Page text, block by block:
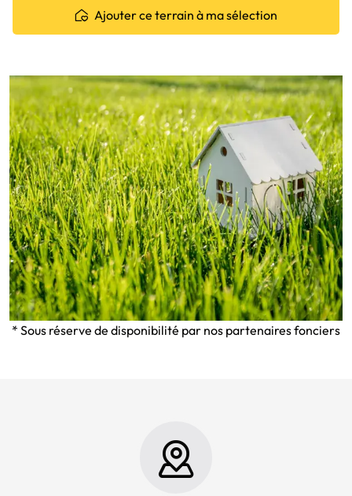
Ajouter ce terrain à ma sélection
* Sous réserve de disponibilité par nos partenaires fonciers